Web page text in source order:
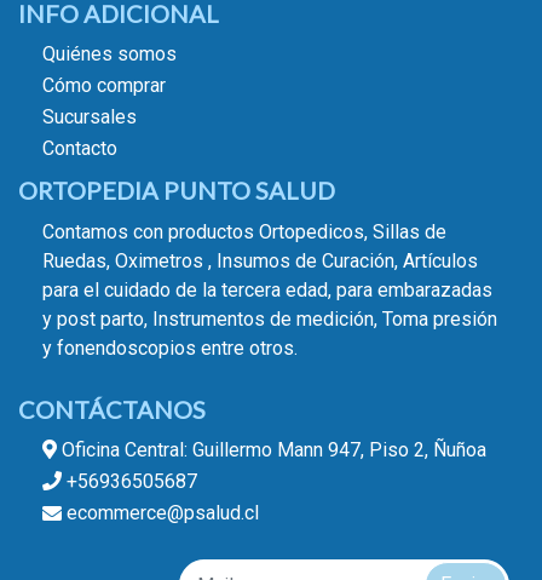
INFO ADICIONAL
Quiénes somos
Cómo comprar
Sucursales
Contacto
ORTOPEDIA PUNTO SALUD
Contamos con productos Ortopedicos, Sillas de
Ruedas, Oximetros , Insumos de Curación, Artículos
para el cuidado de la tercera edad, para embarazadas
y post parto, Instrumentos de medición, Toma presión
y fonendoscopios entre otros.
CONTÁCTANOS
Oficina Central: Guillermo Mann 947, Piso 2, Ñuñoa
+56936505687
ecommerce@psalud.cl